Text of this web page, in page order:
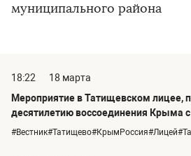
муниципального района
18:22
18 марта
Мероприятие в Татищевском лицее,
десятилетию воссоединения Крыма